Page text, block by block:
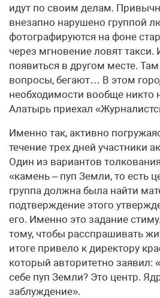
идут по своим делам.
внезапно нарушено группой
фотографируются на фоне
через мгновение ловят
появиться в другом месте.
вопросы, бегают… В этом
необходимости вообще никто
Алатырь приехал
Именно так, активно
течение трех дней участники
Один из вариантов
«камень – пуп Земли, то есть
группа должна была найти
подтверждение этого
его. Именно это задание
тому, чтобы расспрашивать
итоге привело к директору
который авторитетно заявил:
себе пуп Земли? Это центр.
заблуждение».